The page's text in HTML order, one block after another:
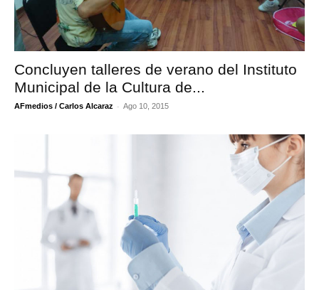
Concluyen talleres de verano del Instituto
Municipal de la Cultura de...
AFmedios / Carlos Alcaraz - Ago 10, 2015